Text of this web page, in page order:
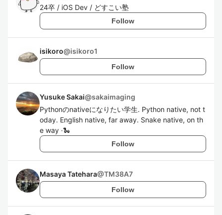
24卒 / iOS Dev / どすこい塾
Follow
isikoro@isikoro1
Follow
Yusuke Sakai@sakaimaging
Pythonのnativeになりたい学生. Python native, not t
oday. English native, far away. Snake native, on th
e way ·🐍
Follow
Masaya Tatehara@TM38A7
Follow